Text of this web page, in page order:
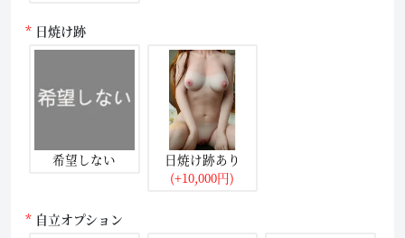
日焼け跡
希望しない
日焼け跡あり
(+10,000円)
自立オプション